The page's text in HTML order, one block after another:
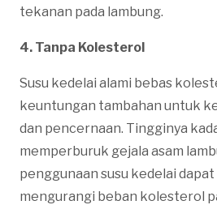
tekanan pada lambung.
4. Tanpa Kolesterol
Susu kedelai alami bebas
keuntungan tambahan untuk
dan pencernaan. Tingginya
memperburuk gejala asam
penggunaan susu kedelai
mengurangi beban kolesterol